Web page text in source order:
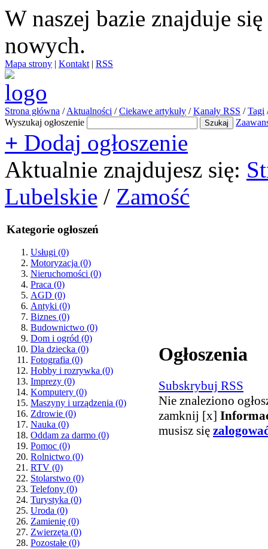
W naszej bazie znajduje się
nowych.
Mapa strony | Kontakt | RSS
Strona główna / Aktualności / Ciekawe artykuły / Kanały RSS / Tagi
Wyszukaj ogłoszenie
+ Dodaj ogłoszenie
Aktualnie znajdujesz się:
Lubelskie / Zamość
Kategorie ogłoszeń
Usługi (0)
Motoryzacja (0)
Nieruchomości (0)
Praca (0)
AGD (0)
Antyki (0)
Biznes (0)
Budownictwo (0)
Dom i ogród (0)
Dla dziecka (0)
Fotografia (0)
Hobby i rozrywka (0)
Imprezy (0)
Komputery (0)
Maszyny i urządzenia (0)
Zdrowie (0)
Nauka (0)
Oddam za darmo (0)
Pomoc (0)
Rolnictwo (0)
RTV (0)
Stolarstwo (0)
Telefony (0)
Turystyka (0)
Uroda (0)
Zamienię (0)
Zwierzęta (0)
Pozostałe (0)
Ogłoszenia
Subskrybuj RSS
Nie znaleziono
zamknij [x]
musisz się